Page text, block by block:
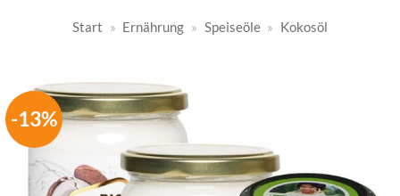
Start » Ernährung » Speiseöle » Kokosöl
-13%